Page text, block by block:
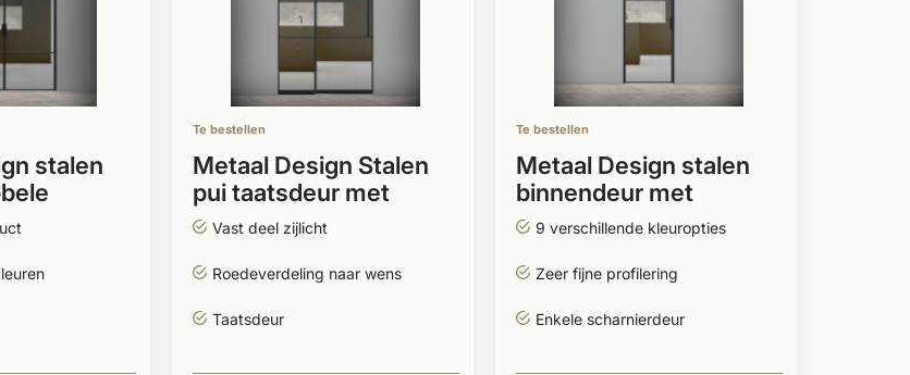
stalen
Te bestellen
Metaal Design Stalen
pui taatsdeur met
zijlicht
Vast deel zijlicht
Roedeverdeling naar wens
Taatsdeur
Te bestellen
Metaal Design stalen
binnendeur met
scharnieren
9 verschillende kleuropties
Zeer fijne profilering
Enkele scharnierdeur